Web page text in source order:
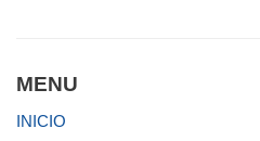
MENU
INICIO